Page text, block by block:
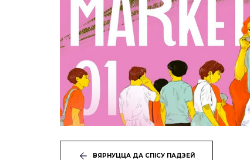
ВЯРНУЦЦА ДА СПІСУ ПАДЗЕЙ